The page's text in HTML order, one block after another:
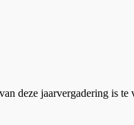
deze jaarvergadering is te